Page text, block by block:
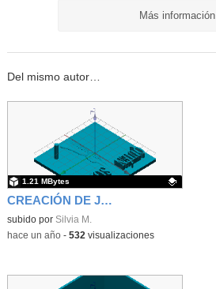
Más información
Del mismo autor…
CREACIÓN DE JUEGOS EDUCATIVOS A TRAVÉS DEL DISEÑO E IMPRESIÓN 3D EN EL AULA DE RELIGIÓN
Contenido educativo.
subido por Silvia M.
1.21 MBytes
-hace un año- 532 visualizaciones